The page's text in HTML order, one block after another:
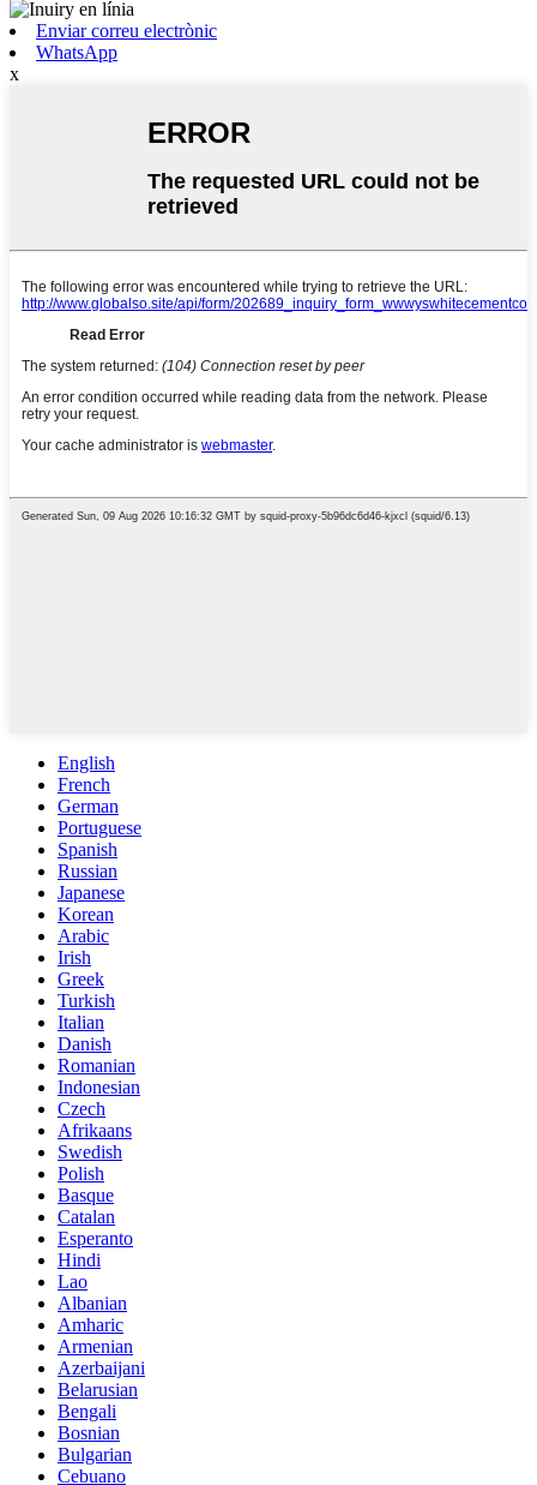
Enviar correu electrònic
WhatsApp
x
English
French
German
Portuguese
Spanish
Russian
Japanese
Korean
Arabic
Irish
Greek
Turkish
Italian
Danish
Romanian
Indonesian
Czech
Afrikaans
Swedish
Polish
Basque
Catalan
Esperanto
Hindi
Lao
Albanian
Amharic
Armenian
Azerbaijani
Belarusian
Bengali
Bosnian
Bulgarian
Cebuano